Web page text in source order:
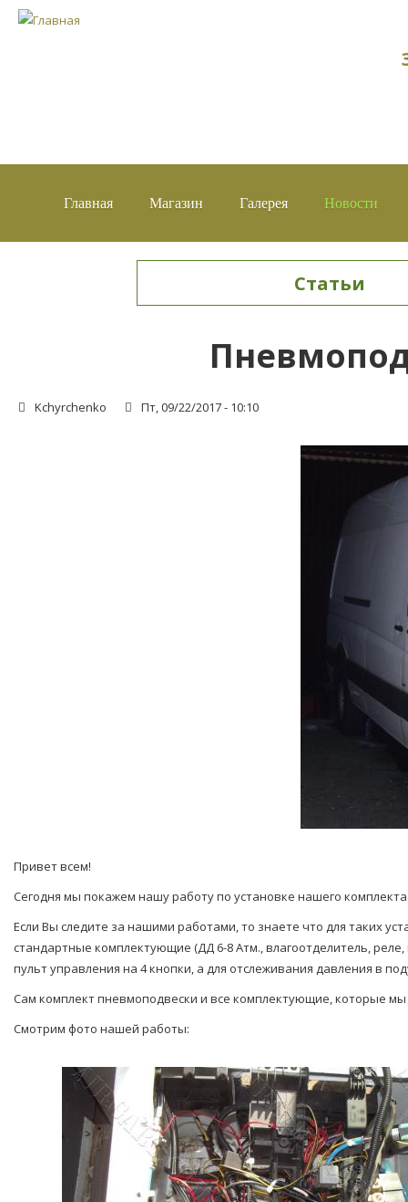
Главная Магазин Галерея Новости
Статьи
Kchyrchenko Пт, 09/22/2017 - 10:10
Привет всем!
Сегодня мы покажем нашу работу по установке нашего
Если Вы следите за нашими работами, то знаете что для таких
стандартные комплектующие (ДД 6-8 Атм., влагоотделитель,
пульт управления на 4 кнопки, а для отслеживания давления в
Сам комплект пневмоподвески и все комплектующие, которые
Смотрим фото нашей работы: